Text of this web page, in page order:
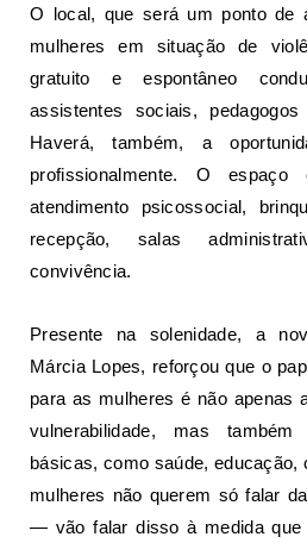
O local, que será um ponto de
mulheres em situação de
gratuito e espontâneo
assistentes sociais,
Haverá, também, a
profissionalmente. O
atendimento psicossocial,
recepção, salas
convivência.
Presente na solenidade, a
Márcia Lopes, reforçou que o
para as mulheres é não apenas
vulnerabilidade, mas também
básicas, como saúde, educação,
mulheres não querem só falar
— vão falar disso à medida que